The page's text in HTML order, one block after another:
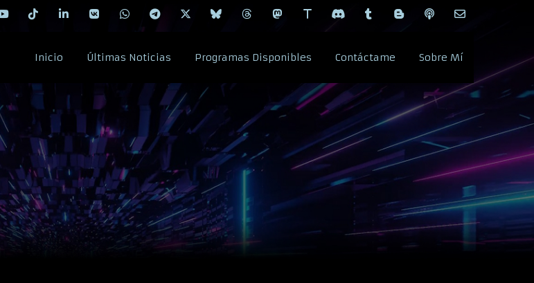
Inicio Últimas Noticias Programas Disponibles Contáctame Sobre Mí